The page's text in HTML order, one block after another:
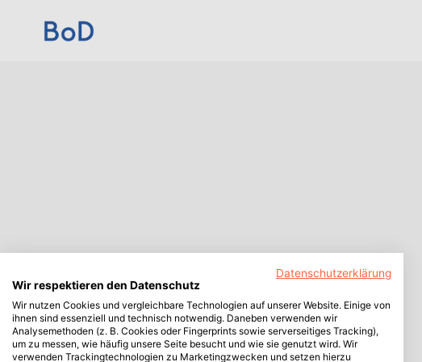
Datenschutzerklärung
Wir respektieren den Datenschutz
Wir nutzen Cookies und vergleichbare Technologien auf unserer Website. Einige von
ihnen sind essenziell und technisch notwendig. Daneben verwenden wir
Analysemethoden (z. B. Cookies oder Fingerprints sowie serverseitiges Tracking),
um zu messen, wie häufig unsere Seite besucht und wie sie genutzt wird. Wir
verwenden Trackingtechnologien zu Marketingzwecken und setzen hierzu